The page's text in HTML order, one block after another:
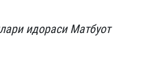
идораси Матбуот